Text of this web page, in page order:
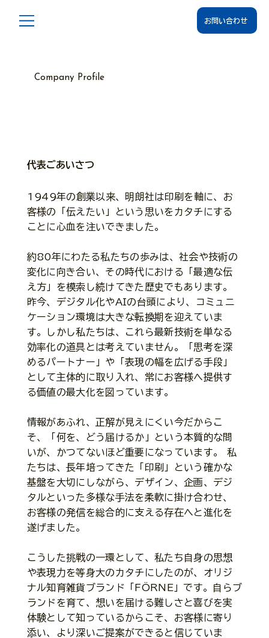
お問い合わせ
Company Profile
代表ごあいさつ
1949年の創業以来、明朗社は印刷を軸に、お
客様の「伝えたい」という思いをカタチにする
ことに心血を注いできました。
約80年にわたる私たちの歩みは、社会や技術の
変化に向き合い、その時代における「最適な伝
え方」を模索し続けてきた歴史でもあります。
昨今、デジタル化やAIの台頭により、コミュニ
ケーション環境は大きな転換期を迎えていま
す。しかし私たちは、これら最新技術を単なる
効率化の道具とは考えていません。「思考を深
めるパートナー」や「表現の幅を広げる手段」
として主体的に取り入れ、常にお客様へ提供す
る価値の最大化を図っています。
情報があふれ、正解が見えにくい今だからこ
そ、「何を、どう届けるか」という本質的な問
いが、かつてないほど重要になっています。 私
たちは、長年培ってきた「印刷」という確かな
基盤を大切にしながら、デザイン、企画、デジ
タルといった多様な手法を柔軟に掛け合わせ、
お客様の発信を総合的に支える存在へと進化を
遂げました。
こうした挑戦の一環として、私たち自身の思想
や表現力を等身大のカタチにしたのが、オリジ
ナル知育雑貨ブランド「FÖRNE」です。自らブ
ランドを育て、想いを届ける難しさと喜びを実
体験として知っているからこそ、お客様に寄り
添い、より深いご提案ができると信じていま